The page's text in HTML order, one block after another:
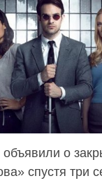
объявили о
спустя три